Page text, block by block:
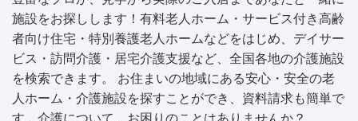
施設をお探しします！有料老人ホーム・サービス付き高齢
者向け住宅・特別養護老人ホームなどをはじめ、デイサー
ビス・訪問介護・居宅介護支援など、全国各地の介護施設
を検索できます。 お住まいの地域にある安心・安全の老
人ホーム・介護施設を探すことができ、資料請求も簡単で